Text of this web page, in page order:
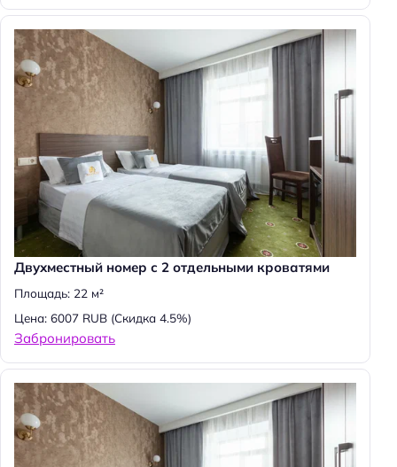
Двухместный номер с 2 отдельными кроватями
Площадь: 22 м²
Цена: 6007 RUB (Скидка 4.5%)
Забронировать